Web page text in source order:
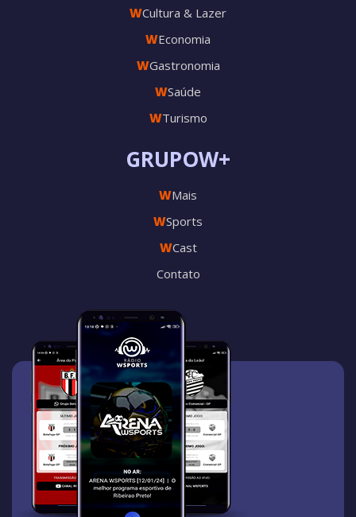
GRUPOW+
WMais
WSports
WCast
Contato
WCultura & Lazer
WEconomia
WGastronomia
WSaúde
WTurismo